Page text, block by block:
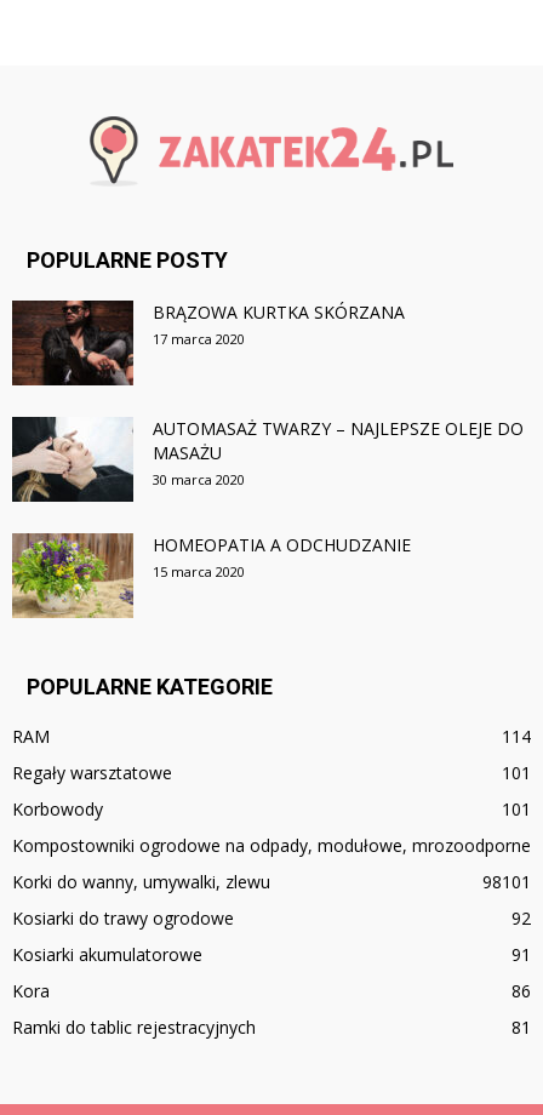
POPULARNE POSTY
BRĄZOWA KURTKA SKÓRZANA
17 marca 2020
AUTOMASAŻ TWARZY – NAJLEPSZE OLEJE DO
MASAŻU
30 marca 2020
HOMEOPATIA A ODCHUDZANIE
15 marca 2020
POPULARNE KATEGORIE
RAM
114
Regały warsztatowe
101
Korbowody
101
Kompostowniki ogrodowe na odpady, modułowe, mrozoodporne
101
Korki do wanny, umywalki, zlewu
98
Kosiarki do trawy ogrodowe
92
Kosiarki akumulatorowe
91
Kora
86
Ramki do tablic rejestracyjnych
81